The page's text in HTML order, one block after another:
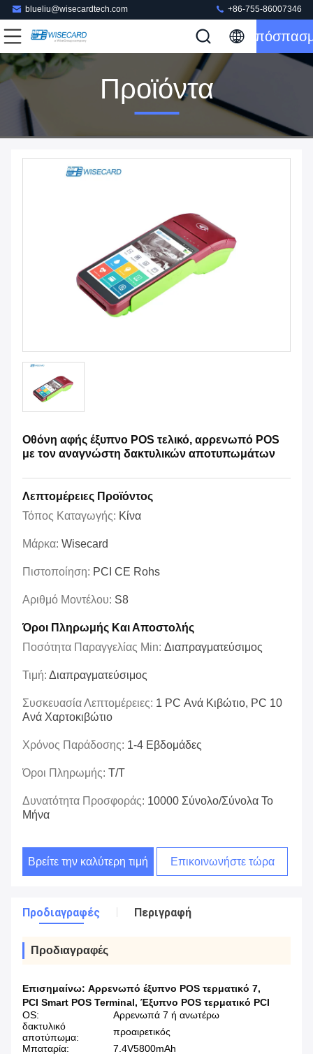
blueliu@wisecardtech.com +86-755-86007346
Προϊόντα
Οθόνη αφής έξυπνο POS τελικό, αρρενωπό POS
με τον αναγνώστη δακτυλικών αποτυπωμάτων
Λεπτομέρειες Προϊόντος
Τόπος Καταγωγής: Κίνα
Μάρκα: Wisecard
Πιστοποίηση: PCI CE Rohs
Αριθμό Μοντέλου: S8
Όροι Πληρωμής Και Αποστολής
Ποσότητα Παραγγελίας Min: Διαπραγματεύσιμος
Τιμή: Διαπραγματεύσιμος
Συσκευασία Λεπτομέρειες: 1 PC Ανά Κιβώτιο, PC 10
Ανά Χαρτοκιβώτιο
Χρόνος Παράδοσης: 1-4 Εβδομάδες
Όροι Πληρωμής: T/T
Δυνατότητα Προσφοράς: 10000 Σύνολο/σύνολα Το
Μήνα
Βρείτε την καλύτερη τιμή Επικοινωνήστε τώρα
Προδιαγραφές Περιγραφή
Προδιαγραφές
Επισημαίνω: Αρρενωπό έξυπνο POS τερματικό 7,
PCI Smart POS Terminal, Έξυπνο POS τερματικό PCI
OS:
Αρρενωπά 7 ή ανωτέρω
δακτυλικό
αποτύπωμα:
προαιρετικός
Μπαταρία:
7.4V5800mAh